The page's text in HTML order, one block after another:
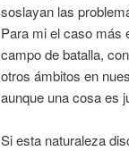
soslayan las
Para mi el caso más
campo de batalla,
otros ámbitos en
aunque una cosa es
Si esta naturaleza